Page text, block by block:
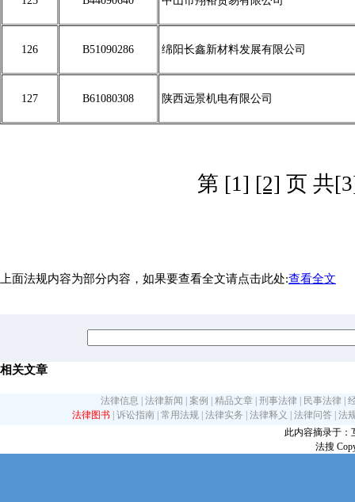
126 B51090286 绵阳长鑫新材料发展有限公司
127 B61080308 陕西远景机电有限公司
第 [1] [2] 页 共
上面法规内容为部分内容，如果要查看全文请点击此处:查看全文
相关文章
法律信息 法律新闻 案例 精品文章 刑事法律 民事法律
法律图书 诉讼指南 常用法规 法律实务 法律释义 法律问答
法
此内容摘录于：
法搜